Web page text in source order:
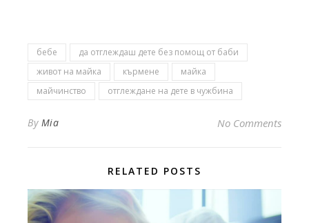
бебе
да отглеждаш дете без помощ от баби
живот на майка
кърмене
майка
майчинство
отглеждане на дете в чужбина
By Mia No Comments
RELATED POSTS